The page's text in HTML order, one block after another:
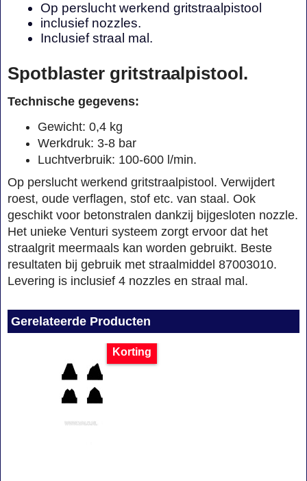
Op perslucht werkend gritstraalpistool
inclusief nozzles.
Inclusief straal mal.
Spotblaster gritstraalpistool.
Technische gegevens:
Gewicht: 0,4 kg
Werkdruk: 3-8 bar
Luchtverbruik: 100-600 l/min.
Op perslucht werkend gritstraalpistool. Verwijdert
roest, oude verflagen, stof etc. van staal. Ook
geschikt voor betonstralen dankzij bijgesloten nozzle.
Het unieke Venturi systeem zorgt ervoor dat het
straalgrit meermaals kan worden gebruikt. Beste
resultaten bij gebruik met straalmiddel 87003010.
Levering is inclusief 4 nozzles en straal mal.
Gerelateerde Producten
Korting